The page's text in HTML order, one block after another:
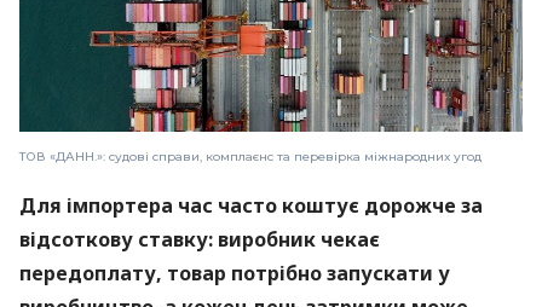
ТОВ «ДАНН.»: судові справи, комплаєнс та перевірка міжнародних угод
Для імпортера час часто коштує дорожче за
відсоткову ставку: виробник чекає
передоплату, товар потрібно запускати у